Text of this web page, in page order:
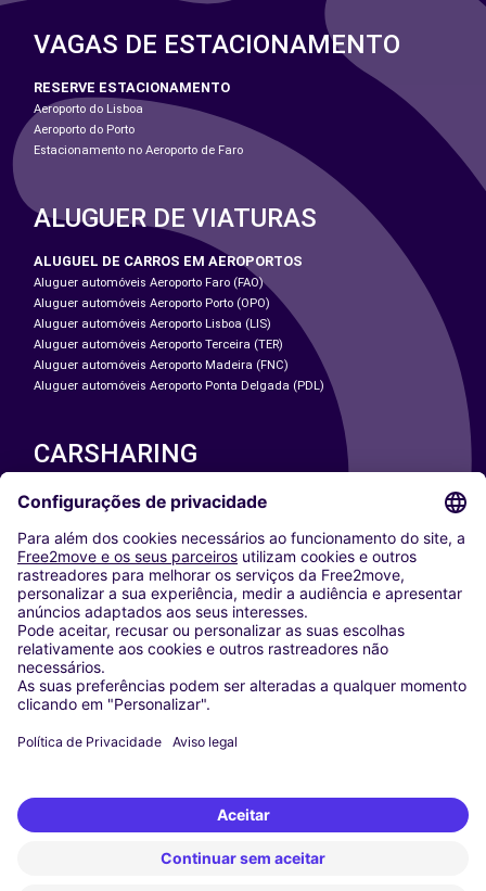
VAGAS DE ESTACIONAMENTO
RESERVE ESTACIONAMENTO
Aeroporto do Lisboa
Aeroporto do Porto
Estacionamento no Aeroporto de Faro
ALUGUER DE VIATURAS
ALUGUEL DE CARROS EM AEROPORTOS
Aluguer automóveis Aeroporto Faro (FAO)
Aluguer automóveis Aeroporto Porto (OPO)
Aluguer automóveis Aeroporto Lisboa (LIS)
Aluguer automóveis Aeroporto Terceira (TER)
Aluguer automóveis Aeroporto Madeira (FNC)
Aluguer automóveis Aeroporto Ponta Delgada (PDL)
CARSHARING
NOSSAS CIDADES
Washington DC
Milan
Rome
Turin
Vienna
Berlin
Cologne
Dusseldorf
Frankfurt
Munich